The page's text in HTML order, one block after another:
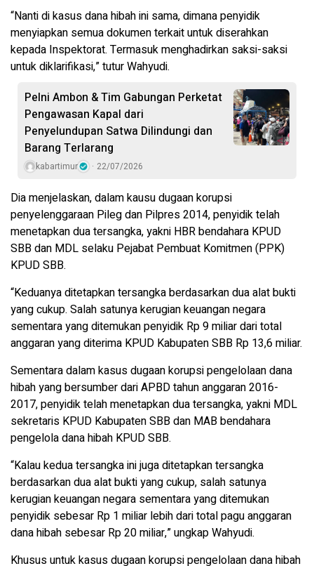
“Nanti di kasus dana hibah ini sama, dimana penyidik
menyiapkan semua dokumen terkait untuk diserahkan
kepada Inspektorat. Termasuk menghadirkan saksi-saksi
untuk diklarifikasi,” tutur Wahyudi.
Pelni Ambon & Tim Gabungan Perketat
Pengawasan Kapal dari
Penyelundupan Satwa Dilindungi dan
Barang Terlarang
kabartimur 22/07/2026
Dia menjelaskan, dalam kausu dugaan korupsi
penyelenggaraan Pileg dan Pilpres 2014, penyidik telah
menetapkan dua tersangka, yakni HBR bendahara KPUD
SBB dan MDL selaku Pejabat Pembuat Komitmen (PPK)
KPUD SBB.
“Keduanya ditetapkan tersangka berdasarkan dua alat bukti
yang cukup. Salah satunya kerugian keuangan negara
sementara yang ditemukan penyidik Rp 9 miliar dari total
anggaran yang diterima KPUD Kabupaten SBB Rp 13,6 miliar.
Sementara dalam kasus dugaan korupsi pengelolaan dana
hibah yang bersumber dari APBD tahun anggaran 2016-
2017, penyidik telah menetapkan dua tersangka, yakni MDL
sekretaris KPUD Kabupaten SBB dan MAB bendahara
pengelola dana hibah KPUD SBB.
“Kalau kedua tersangka ini juga ditetapkan tersangka
berdasarkan dua alat bukti yang cukup, salah satunya
kerugian keuangan negara sementara yang ditemukan
penyidik sebesar Rp 1 miliar lebih dari total pagu anggaran
dana hibah sebesar Rp 20 miliar,” ungkap Wahyudi.
Khusus untuk kasus dugaan korupsi pengelolaan dana hibah